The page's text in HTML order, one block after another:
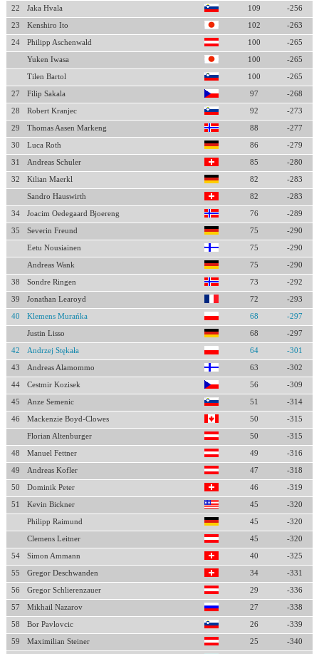
22 Jaka Hvala 109 -256
23 Kenshiro Ito 102 -263
24 Philipp Aschenwald 100 -265
Yuken Iwasa 100 -265
Tilen Bartol 100 -265
27 Filip Sakala 97 -268
28 Robert Kranjec 92 -273
29 Thomas Aasen Markeng 88 -277
30 Luca Roth 86 -279
31 Andreas Schuler 85 -280
32 Kilian Maerkl 82 -283
Sandro Hauswirth 82 -283
34 Joacim Oedegaard Bjoereng 76 -289
35 Severin Freund 75 -290
Eetu Nousiainen 75 -290
Andreas Wank 75 -290
38 Sondre Ringen 73 -292
39 Jonathan Learoyd 72 -293
40 Klemens Murańka 68 -297
Justin Lisso 68 -297
42 Andrzej Stękała 64 -301
43 Andreas Alamommo 63 -302
44 Cestmir Kozisek 56 -309
45 Anze Semenic 51 -314
46 Mackenzie Boyd-Clowes 50 -315
Florian Altenburger 50 -315
48 Manuel Fettner 49 -316
49 Andreas Kofler 47 -318
50 Dominik Peter 46 -319
51 Kevin Bickner 45 -320
Philipp Raimund 45 -320
Clemens Leitner 45 -320
54 Simon Ammann 40 -325
55 Gregor Deschwanden 34 -331
56 Gregor Schlierenzauer 29 -336
57 Mikhail Nazarov 27 -338
58 Bor Pavlovcic 26 -339
59 Maximilian Steiner 25 -340